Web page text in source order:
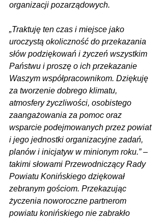
organizacji pozarządowych.
„Traktuję ten czas i miejsce jako
uroczystą okoliczność do przekazania
słów podziękowań i życzeń wszystkim
Państwu i proszę o ich przekazanie
Waszym współpracownikom. Dziękuję
za tworzenie dobrego klimatu,
atmosfery życzliwości, osobistego
zaangażowania za pomoc oraz
wsparcie podejmowanych przez powiat
i jego jednostki organizacyjne zadań,
planów i inicjatyw w minionym roku.” –
takimi słowami Przewodniczący Rady
Powiatu Konińskiego dziękował
zebranym gościom. Przekazując
życzenia noworoczne partnerom
powiatu konińskiego nie zabrakło